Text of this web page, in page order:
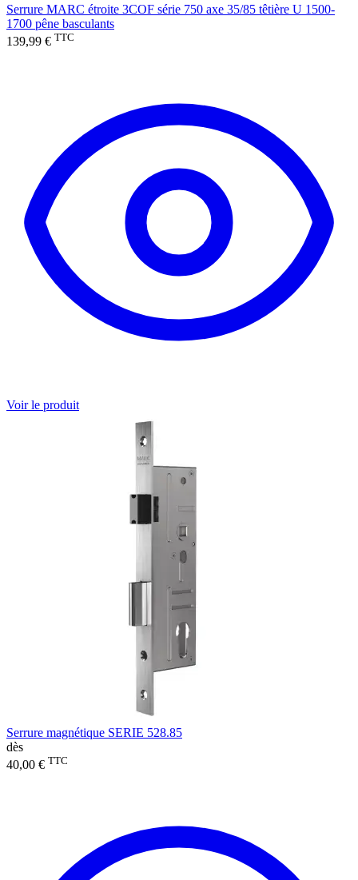
Serrure MARC étroite 3COF série 750 axe 35/85 têtière U 1500-
1700 pêne basculants
139,99 € TTC
Voir le produit
Serrure magnétique SERIE 528.85
dès
40,00 € TTC